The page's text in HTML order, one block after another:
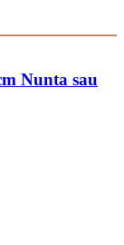
Nunta sau